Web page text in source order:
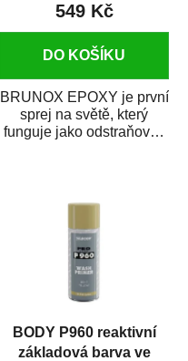
549 Kč
DO KOŠÍKU
BRUNOX EPOXY je první
sprej na světě, který
funguje jako odstraňovač
BODY P960 reaktivní
základová barva ve